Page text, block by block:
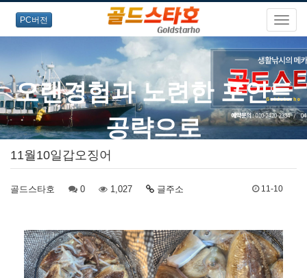
PC버전
오랜경험과 노련한 포인트
공략으로
즐거운 출조를 약속드립니다!
11월10일갑오징어
골드스타호 0 1,027 글주소 11-10